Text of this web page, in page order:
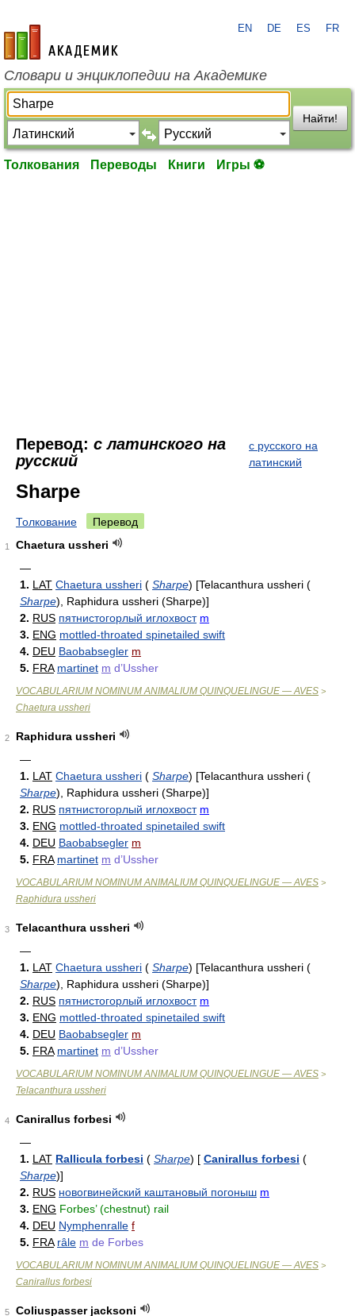
academic.ru
EN DE ES FR
Словари и энциклопедии на Академике
Найти!
Толкования Переводы Книги Игры ⚽
Перевод: с латинского на
русский
с русского на
латинский
Sharpe
Толкование Перевод
1
Chaetura ussheri
—
1. LAT Chaetura ussheri ( Sharpe) [Telacanthura ussheri (
Sharpe) , Raphidura ussheri (Sharpe)]
2. RUS пятнистогорлый иглохвост m
3. ENG mottled-throated spinetailed swift
4. DEU Baobabsegler m
5. FRA martinet m d’Ussher
VOCABULARIUM NOMINUM ANIMALIUM QUINQUELINGUE — AVES >
Chaetura ussheri
2
Raphidura ussheri
—
1. LAT Chaetura ussheri ( Sharpe) [Telacanthura ussheri (
Sharpe) , Raphidura ussheri (Sharpe)]
2. RUS пятнистогорлый иглохвост m
3. ENG mottled-throated spinetailed swift
4. DEU Baobabsegler m
5. FRA martinet m d’Ussher
VOCABULARIUM NOMINUM ANIMALIUM QUINQUELINGUE — AVES >
Raphidura ussheri
3
Telacanthura ussheri
—
1. LAT Chaetura ussheri ( Sharpe) [Telacanthura ussheri (
Sharpe) , Raphidura ussheri (Sharpe)]
2. RUS пятнистогорлый иглохвост m
3. ENG mottled-throated spinetailed swift
4. DEU Baobabsegler m
5. FRA martinet m d’Ussher
VOCABULARIUM NOMINUM ANIMALIUM QUINQUELINGUE — AVES >
Telacanthura ussheri
4
Canirallus forbesi
—
1. LAT Rallicula forbesi ( Sharpe) [ Canirallus forbesi (
Sharpe)]
2. RUS новогвинейский каштановый погоныш m
3. ENG Forbes’ (chestnut) rail
4. DEU Nymphenralle f
5. FRA râle m de Forbes
VOCABULARIUM NOMINUM ANIMALIUM QUINQUELINGUE — AVES >
Canirallus forbesi
5
Coliuspasser jacksoni